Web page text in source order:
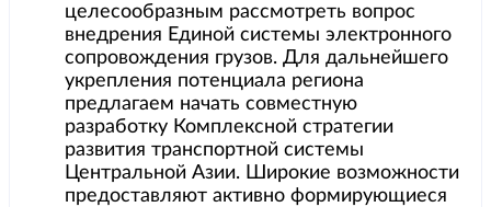
целесообразным рассмотреть вопрос
внедрения Единой системы электронного
сопровождения грузов. Для дальнейшего
укрепления потенциала региона
предлагаем начать совместную
разработку Комплексной стратегии
развития транспортной системы
Центральной Азии. Широкие возможности
предоставляют активно формирующиеся